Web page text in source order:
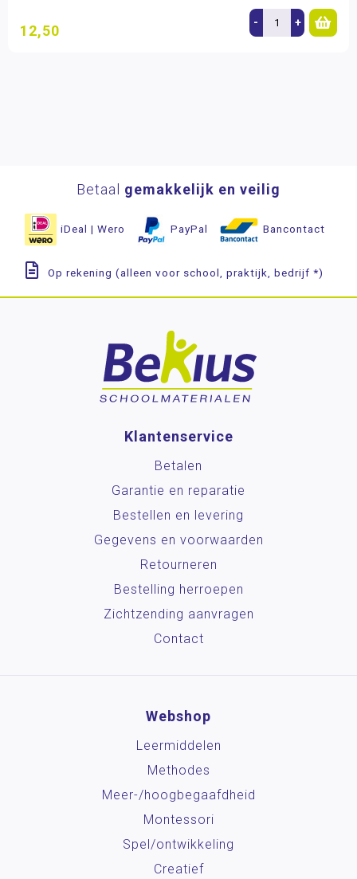
12,50 - +
Betaal gemakkelijk en veilig
iDeal | Wero PayPal Bancontact
Op rekening (alleen voor school, praktijk, bedrijf *)
Klantenservice
Betalen
Garantie en reparatie
Bestellen en levering
Gegevens en voorwaarden
Retourneren
Bestelling herroepen
Zichtzending aanvragen
Contact
Webshop
Leermiddelen
Methodes
Meer-/hoog­begaafdheid
Montessori
Spel/ontwikkeling
Creatief